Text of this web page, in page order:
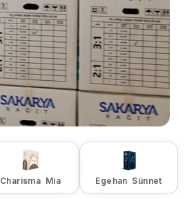
Charisma Mia Egehan Sünnet